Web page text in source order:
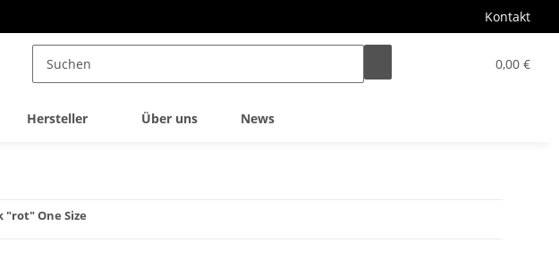
Kontakt
0,00 €
Hersteller Über uns News
"rot" One Size